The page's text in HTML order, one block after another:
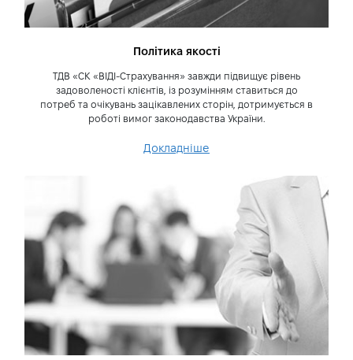
страхового ринку і з 1 лютого 2008
організацій України.
Політика якості
ТДВ «СК «ВІДІ-Страхування» завжди підвищує рівень
задоволеності клієнтів, із розумінням ставиться до
потреб та очікувань зацікавлених сторін, дотримується в
роботі вимог законодавства України.
Докладніше